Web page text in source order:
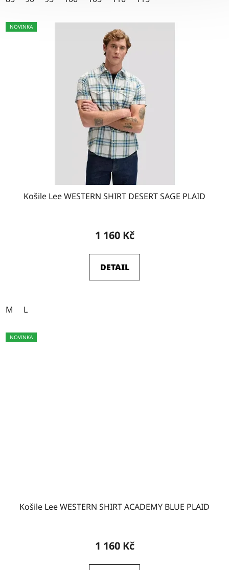
NOVINKA
Košile Lee WESTERN SHIRT DESERT SAGE PLAID
1 160 Kč
DETAIL
M L
NOVINKA
Košile Lee WESTERN SHIRT ACADEMY BLUE PLAID
1 160 Kč